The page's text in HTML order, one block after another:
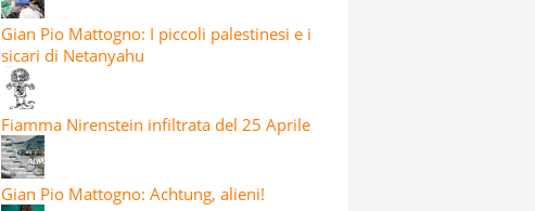
Gian Pio Mattogno: I piccoli palestinesi e i
sicari di Netanyahu
Fiamma Nirenstein infiltrata del 25 Aprile
Gian Pio Mattogno: Achtung, alieni!